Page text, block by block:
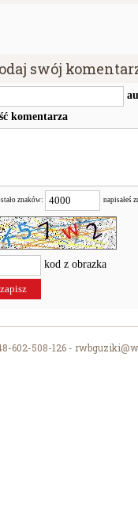
swój
komentarza
znaków: napisałeś
kod z obrazka
602-508-126 -